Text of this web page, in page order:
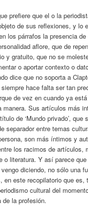
prefiere que el o la
de sus reflexiones, y lo
los párrafos la presencia
aflore, que de
y gratuito, que no se
o aportar contexto o
dice que no soporta a
hace falta ser tan
de vez en cuando ya
manera. Sus artículos más
de ‘Mundo privado’, que
separador entre temas
son más íntimos y
los racimos de artículos,
o literatura. Y así parece
diciendo, no sólo una
en este recopilatorio que es,
cultural del
de la profesión.